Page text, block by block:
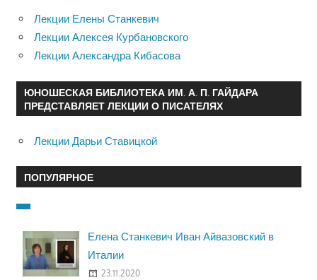
Лекции Елены Станкевич
Лекции Алексея Курбановского
Лекции Александра Кибасова
ЮНОШЕСКАЯ БИБЛИОТЕКА ИМ. А. П. ГАЙДАРА
ПРЕДСТАВЛЯЕТ ЛЕКЦИИ О ПИСАТЕЛЯХ
Лекции Дарьи Ставицкой
ПОПУЛЯРНОЕ
Елена Станкевич Иван Айвазовский в
Италии
23.11.2020